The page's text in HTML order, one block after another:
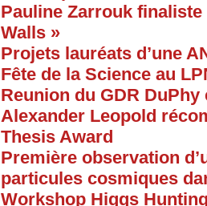
Pauline Zarrouk
Walls »
Projets lauréats d’une
Fête de la Science au
Reunion du GDR DuPhy
Alexander Leopold
Thesis Award
Première observation
particules cosmiques
Workshop Higgs